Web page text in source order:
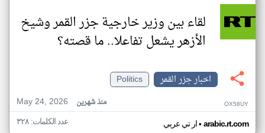
لقاء بين وزير خارجية جزر القمر وشيخ
الأزهر يشعل تفاعلا.. ما قصته؟
اخبار جزر القمر
Politics
May 24, 2026
منذ شهرين OX58UY
ار تي عربي• arabic.rt.com عدد الكلمات: ٣٢٨